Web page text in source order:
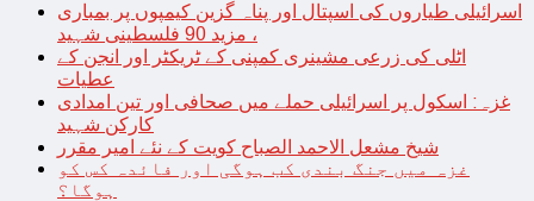
اسرائیلی طیاروں کی اسپتال اور پناہ گزین کیمپوں پر بمباری
، مزید 90 فلسطینی شہید
اٹلی کی زرعی مشینری کمپنی کے ٹریکٹر اور انجن کے
عطیات
غزہ: اسکول پر اسرائیلی حملے میں صحافی اور تین امدادی
کارکن شہید
شیخ مشعل الاحمد الصباح کویت کے نئے امیر مقرر
غزہ میں جنگ بندی کب ہوگی اور فائدہ کس کو
ہوگا؟